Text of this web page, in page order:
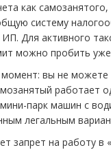
как
систему
Для активного
можно пробить уже
вы не можете
работает
парк машин с
легальным
запрет на работу в